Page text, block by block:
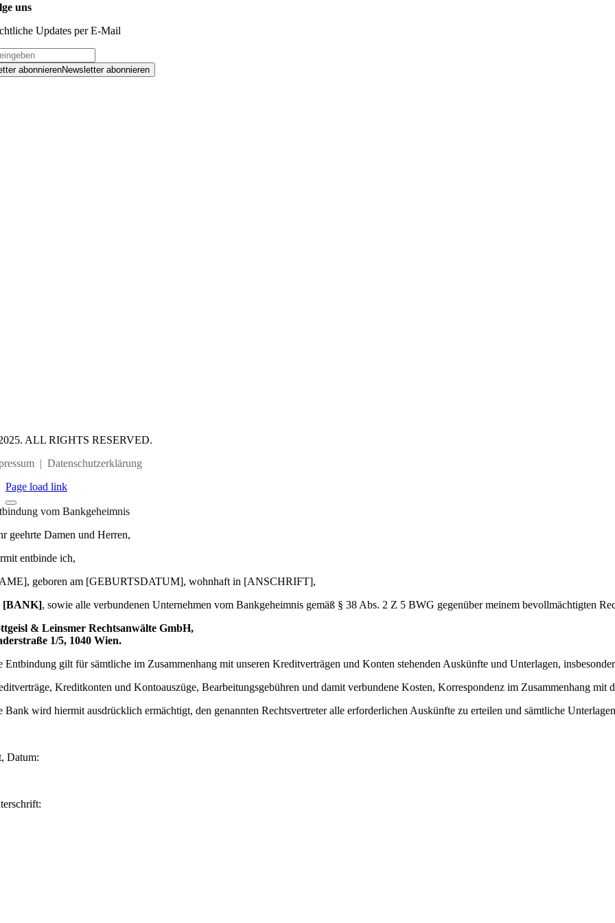
uns
Updates per E-Mail
abonnierenNewsletter abonnieren
ALL RIGHTS RESERVED.
|Datenschutzerklärung
Page load link
vom Bankgeheimnis
geehrte Damen und Herren,
entbinde ich,
geboren am [GEBURTSDATUM], wohnhaft in [ANSCHRIFT],
[BANK], sowie alle verbundenen Unternehmen vom Bankgeheimnis gemäß § 38 Abs. 2 Z 5 BWG gegenüber meinem bevollmächtigten
& Leinsmer Rechtsanwälte GmbH,
1/5, 1040 Wien.
Entbindung gilt für sämtliche im Zusammenhang mit unseren Kreditverträgen und Konten stehenden Auskünfte und Unterlagen,
Kreditkonten und Kontoauszüge, Bearbeitungsgebühren und damit verbundene Kosten, Korrespondenz im Zusammenhang mit
Bank wird hiermit ausdrücklich ermächtigt, den genannten Rechtsvertreter alle erforderlichen Auskünfte zu erteilen und sämtliche
Datum: